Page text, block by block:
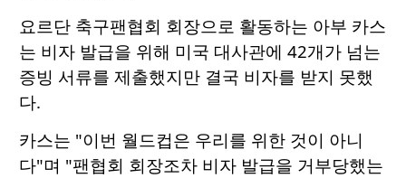
요르단 축구팬협회 회장으로 활동하는 아부 카스
는 비자 발급을 위해 미국 대사관에 42개가 넘는
증빙 서류를 제출했지만 결국 비자를 받지 못했
다.
카스는 "이번 월드컵은 우리를 위한 것이 아니
다"며 "팬협회 회장조차 비자 발급을 거부당했는